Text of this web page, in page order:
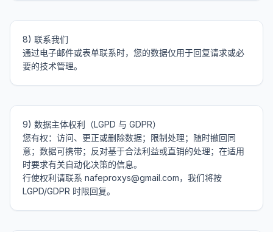
8) 联系我们
通过电子邮件或表单联系时，您的数据仅用于回复请求或必
9) 数据主体权利（LGPD 与 GDPR）
您有权：访问、更正或删除数据；限制处理；随时撤回同
意；数据可携带；反对基于合法利益或直销的处理；在适用
时要求有关自动化决策的信息。
行使权利请联系 nafeproxys@gmail.com，我们将按